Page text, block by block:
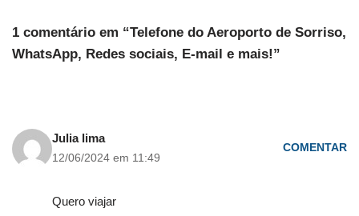
1 comentário em “Telefone do Aeroporto de Sorriso,
WhatsApp, Redes sociais, E-mail e mais!”
Julia lima
12/06/2024 em 11:49
COMENTAR
Quero viajar